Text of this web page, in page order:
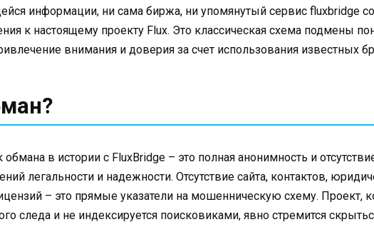
информации, ни сама биржа, ни упомянутый сервис fluxbridge
к настоящему проекту Flux. Это классическая схема подмены
внимания и доверия за счет использования известных
обмана в истории с FluxBridge – это полная анонимность и
легальности и надежности. Отсутствие сайта, контактов,
– это прямые указатели на мошенническую схему. Проект,
следа и не индексируется поисковиками, явно стремится